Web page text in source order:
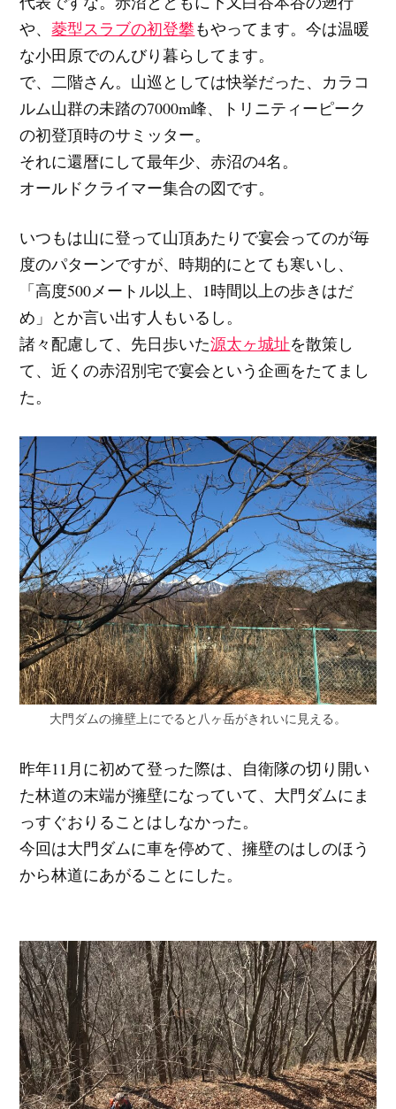
や、菱型スラブの初登攀もやってます。今は温暖
な小田原でのんびり暮らしてます。
で、二階さん。山巡としては快挙だった、カラコ
ルム山群の未踏の7000m峰、トリニティーピーク
の初登頂時のサミッター。
それに還暦にして最年少、赤沼の4名。
オールドクライマー集合の図です。
いつもは山に登って山頂あたりで宴会ってのが毎
度のパターンですが、時期的にとても寒いし、
「高度500メートル以上、1時間以上の歩きはだ
め」とか言い出す人もいるし。
諸々配慮して、先日歩いた源太ヶ城址を散策し
て、近くの赤沼別宅で宴会という企画をたてまし
た。
大門ダムの擁壁上にでると八ヶ岳がきれいに見える。
昨年11月に初めて登った際は、自衛隊の切り開い
た林道の末端が擁壁になっていて、大門ダムにま
っすぐおりることはしなかった。
今回は大門ダムに車を停めて、擁壁のはしのほう
から林道にあがることにした。